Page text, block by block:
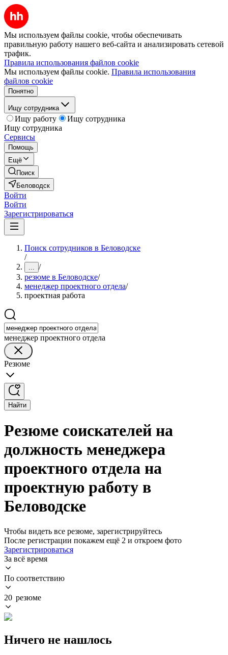
Мы используем файлы cookie, чтобы обеспечивать
правильную работу нашего веб-сайта и анализировать сетевой
трафик.
Правила использования файлов cookie
Мы используем файлы cookie. Правила использования
файлов cookie
Понятно
Ищу сотрудника
Ищу работу
Ищу сотрудника
Ищу сотрудника
Сервисы
Помощь
Ещё
Поиск
Беловодск
Войти
Войти
Зарегистрироваться
Поиск сотрудников в Беловодске
/
... /
резюме в Беловодске/
менеджер проектного отдела/
проектная работа
менеджер проектного отдела
Резюме
Найти
Резюме соискателей на
должность менеджера
проектного отдела на
проектную работу в
Беловодске
Чтобы видеть все резюме, зарегистрируйтесь
После регистрации покажем ещё 2 и откроем фото
Зарегистрироваться
За всё время
По соответствию
20 резюме
Ничего не нашлось